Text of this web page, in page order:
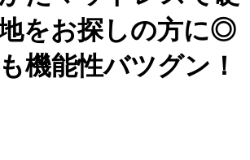
をお探しの方に◎
機能性バツグン！